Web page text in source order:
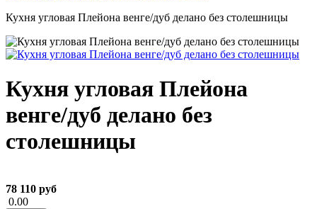
Кухня угловая Плейона венге/дуб делано без столешницы
Кухня угловая Плейона
венге/дуб делано без
столешницы
78 110 руб
0.00